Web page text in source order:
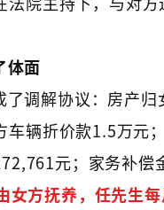
体面
调解协议：房产
辆折价款1.5万元
元；家务补
方抚养，任先生